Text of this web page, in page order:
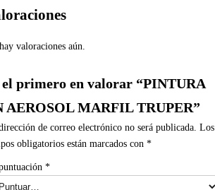
valoraciones aún.
el primero en valorar “PINTURA
AEROSOL MARFIL TRUPER”
de correo electrónico no será publicada. Los
obligatorios están marcados con *
*